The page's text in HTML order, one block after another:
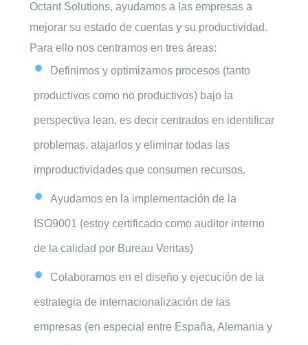
Octant Solutions, ayudamos a las empresas a
mejorar su estado de cuentas y su productividad.
Para ello nos centramos en tres áreas:
Definimos y optimizamos procesos (tanto
productivos como no productivos) bajo la
perspectiva lean, es decir centrados en identificar
problemas, atajarlos y eliminar todas las
improductividades que consumen recursos.
Ayudamos en la implementación de la
ISO9001 (estoy certificado como auditor interno
de la calidad por Bureau Veritas)
Colaboramos en el diseño y ejecución de la
estrategia de internacionalización de las
empresas (en especial entre España, Alemania y